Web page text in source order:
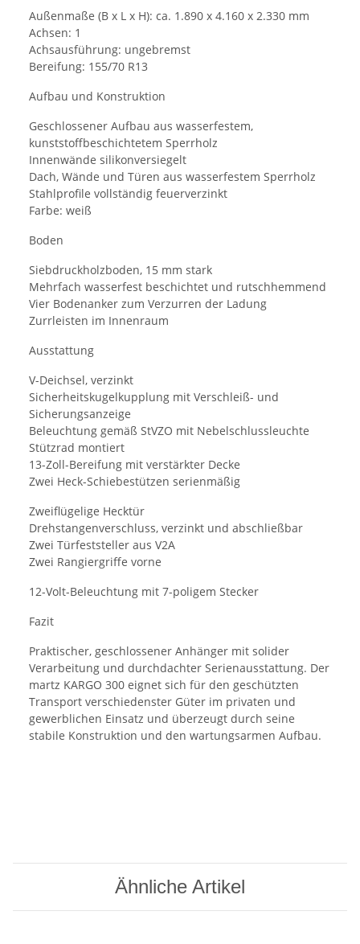
Außenmaße (B x L x H): ca. 1.890 x 4.160 x 2.330 mm
Achsen: 1
Achsausführung: ungebremst
Bereifung: 155/70 R13
Aufbau und Konstruktion
Geschlossener Aufbau aus wasserfestem,
kunststoffbeschichtetem Sperrholz
Innenwände silikonversiegelt
Dach, Wände und Türen aus wasserfestem Sperrholz
Stahlprofile vollständig feuerverzinkt
Farbe: weiß
Boden
Siebdruckholzboden, 15 mm stark
Mehrfach wasserfest beschichtet und rutschhemmend
Vier Bodenanker zum Verzurren der Ladung
Zurrleisten im Innenraum
Ausstattung
V-Deichsel, verzinkt
Sicherheitskugelkupplung mit Verschleiß- und
Sicherungsanzeige
Beleuchtung gemäß StVZO mit Nebelschlussleuchte
Stützrad montiert
13-Zoll-Bereifung mit verstärkter Decke
Zwei Heck-Schiebestützen serienmäßig
Zweiflügelige Hecktür
Drehstangenverschluss, verzinkt und abschließbar
Zwei Türfeststeller aus V2A
Zwei Rangiergriffe vorne
12-Volt-Beleuchtung mit 7-poligem Stecker
Fazit
Praktischer, geschlossener Anhänger mit solider
Verarbeitung und durchdachter Serienausstattung. Der
martz KARGO 300 eignet sich für den geschützten
Transport verschiedenster Güter im privaten und
gewerblichen Einsatz und überzeugt durch seine
stabile Konstruktion und den wartungsarmen Aufbau.
Ähnliche Artikel